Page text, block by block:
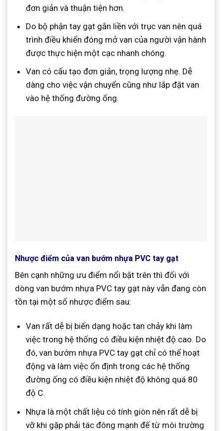
đơn giản và thuận tiện hơn.
Do bộ phận tay gạt gắn liền với trục van nên quá
trình điều khiển đóng mở van của người vận hành
được thực hiện một cạc nhanh chóng.
Van có cấu tạo đơn giản, trọng lượng nhẹ. Dễ
dàng cho việc vận chuyển cũng như lắp đặt van
vào hệ thống đường ống.
Nhược điểm của van bướm nhựa PVC tay gạt
Bên cạnh những ưu điểm nổi bật trên thì đối với
dòng van bướm nhựa PVC tay gạt này vẫn đang còn
tồn tại một số nhược điểm sau:
Van rất dễ bị biến dạng hoặc tan chảy khi làm
việc trong hệ thống có điều kiện nhiệt độ cao. Do
đó, van bướm nhựa PVC tay gạt chỉ có thể hoạt
động và làm việc ổn định trong các hệ thống
đường ống có điều kiện nhiệt độ không quá 80
độ C.
Nhựa là một chất liệu có tính giòn nên rất dễ bị
vỡ khi gặp phải tác đông mạnh đế từ môi trường